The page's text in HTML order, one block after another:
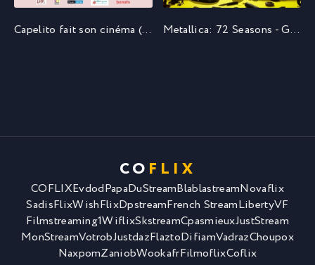
Capelito fait son cinéma (2023) Metallica: 72 Seasons - Global Premiere (2023)
CO FLIX
COFLIXEvdodPapaDuStreamBlablastreamNovaflix
SadisFlixWishFlixDpstreamFrench StreamLibertyVF
Filmstreaming1WiflixSkstreamCpasmieuxJustStream
MonStreamVotrobJustdazFlaztoDifiamVadrazChoupox
NaxpomZaniobWookafrFilmoflixCoflix